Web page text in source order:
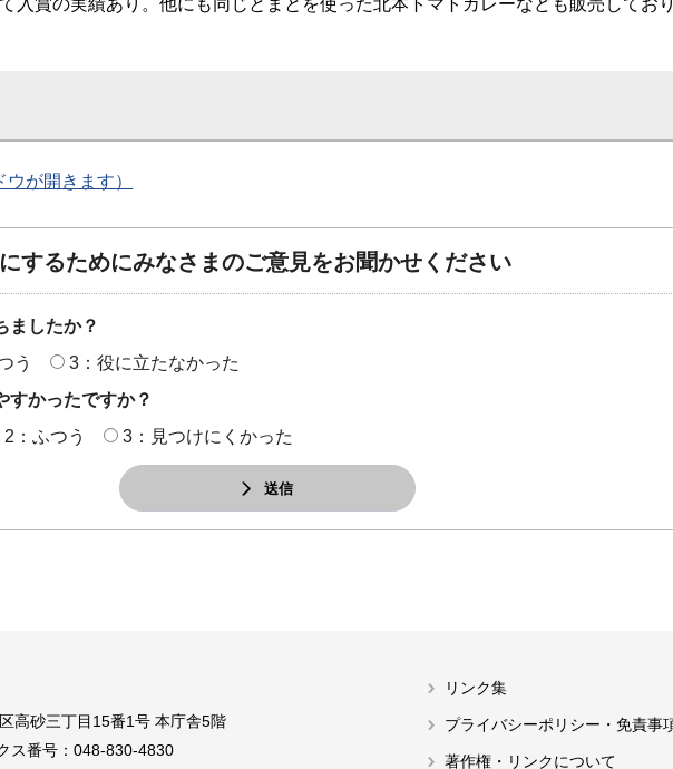
が開きます）
するためにみなさまのご意見をお聞かせください
ましたか？
う
3：役に立たなかった
すかったですか？
2：ふつう 3：見つけにくかった
送信
高砂三丁目15番1号 本庁舎5階
ス番号：048-830-4830
リンク集
プライバシーポリシー・免責事
著作権・リンクについて